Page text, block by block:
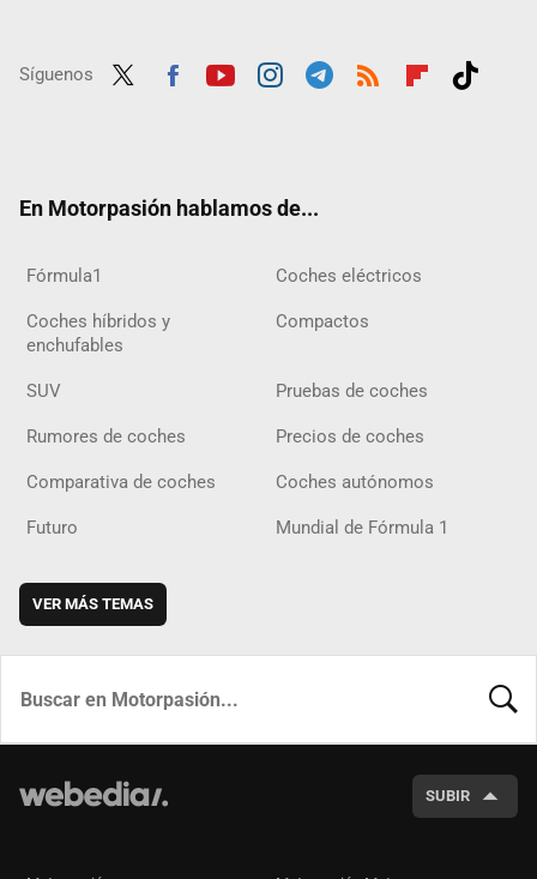
Síguenos
En Motorpasión hablamos de...
Fórmula1 Coches eléctricos
Coches híbridos y
enchufables
Compactos
SUV Pruebas de coches
Rumores de coches Precios de coches
Comparativa de coches Coches autónomos
Futuro Mundial de Fórmula 1
VER MÁS TEMAS
SUBIR